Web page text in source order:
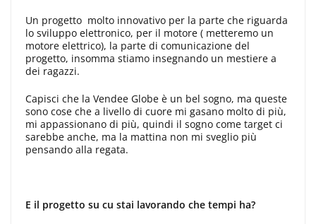
Un progetto molto innovativo per la parte che riguarda
lo sviluppo elettronico, per il motore ( metteremo un
motore elettrico), la parte di comunicazione del
progetto, insomma stiamo insegnando un mestiere a
dei ragazzi.
Capisci che la Vendee Globe è un bel sogno, ma queste
sono cose che a livello di cuore mi gasano molto di più,
mi appassionano di più, quindi il sogno come target ci
sarebbe anche, ma la mattina non mi sveglio più
pensando alla regata.
E il progetto su cu stai lavorando che tempi ha?